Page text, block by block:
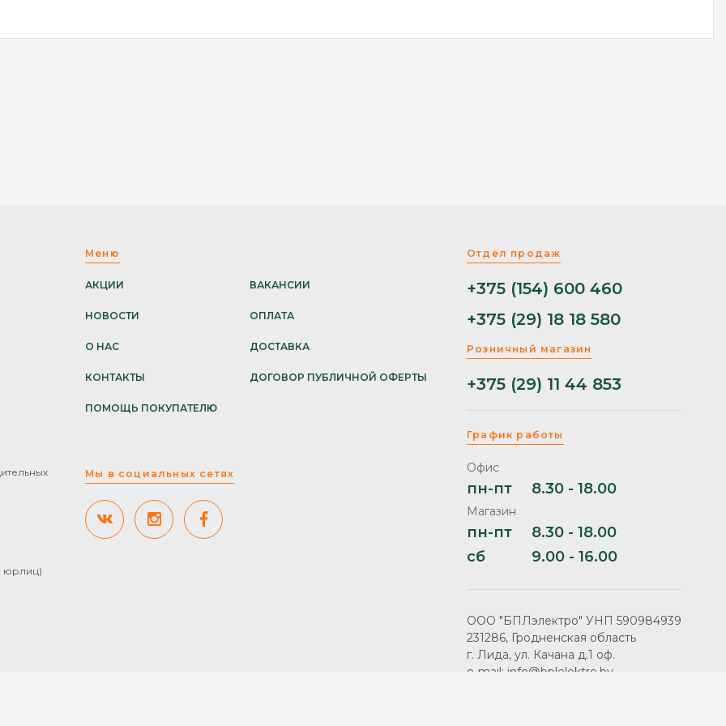
юрлиц)
Меню
АКЦИИ
НОВОСТИ
О НАС
КОНТАКТЫ
ПОМОЩЬ ПОКУПАТЕЛЮ
ВАКАНСИИ
ОПЛАТА
ДОСТАВКА
ДОГОВОР ПУБЛИЧНОЙ ОФЕРТЫ
Мы в социальных сетях
Отдел продаж
+375 (154) 600 460
+375 (29) 18 18 580
Розничный магазин
+375 (29) 11 44 853
График работы
Офис
пн-пт 8.30 - 18.00
Магазин
пн-пт
8.30 - 18.00
сб
9.00 - 16.00
ООО "БПЛэлектро" УНП 590984939
231286, Гродненская область
г. Лида, ул. Качана д.1 оф.
e-mail: info@bplelektro.by